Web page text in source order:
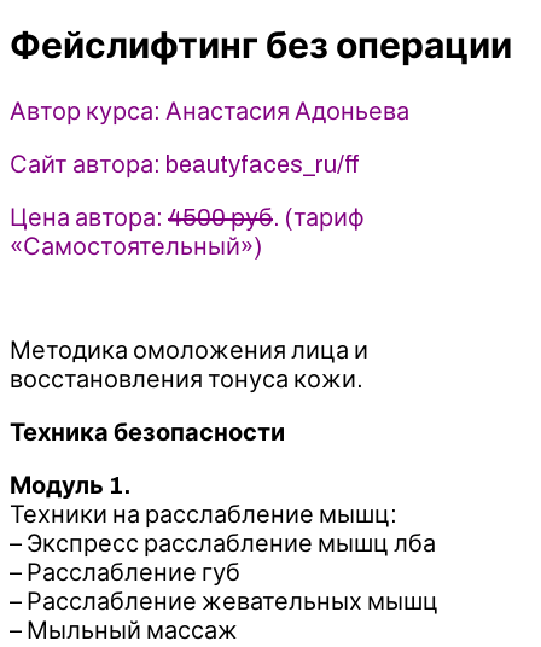
2023
Адоньева
Фейслифтинг без операции
Автор курса: Анастасия Адоньева
Сайт автора: beautyfaces_ru/ff
Цена автора: 4500 руб. (тариф
«Самостоятельный»)
Методика омоложения лица и
восстановления тонуса кожи.
Техника безопасности
Модуль 1.
Техники на расслабление мышц:
– Экспресс расслабление мышц лба
– Расслабление губ
– Расслабление жевательных мышц
– Мыльный массаж